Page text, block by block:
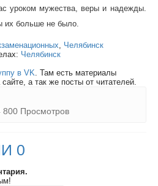
уроком мужества, веры и надежды.
их больше не было.
Челябинск
Челябинск
в VK . Там есть материалы
а так же посты от читателей.
Просмотров
0